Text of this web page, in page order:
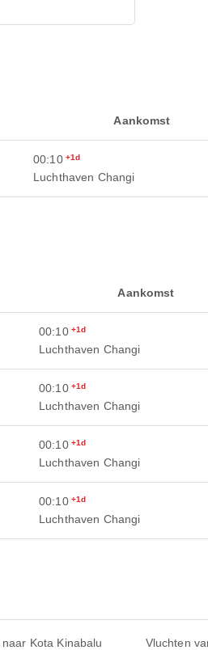
Aankomst
00:10 +1d
Luchthaven Changi
Aankomst
00:10 +1d
Luchthaven Changi
00:10 +1d
Luchthaven Changi
00:10 +1d
Luchthaven Changi
00:10 +1d
Luchthaven Changi
Kota Kinabalu Vluchten